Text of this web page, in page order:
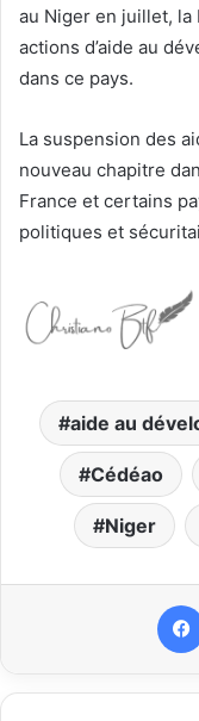
au Niger en juillet, la
actions d’aide au
dans ce pays.
La suspension des
nouveau chapitre
France et certains
politiques et
aide au
Cédéao
Niger